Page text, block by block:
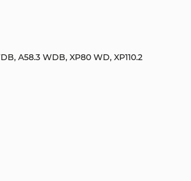
A58.3 WDB, XP80 WD, XP110.2